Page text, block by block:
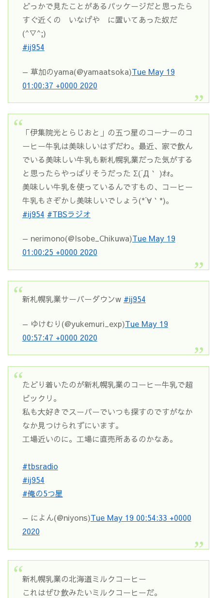
どっかで見たことがあるパッケージだと思ったら
すぐ近くの いなげや に置いてあった奴だ
(^▽^;)
#ij954
— 草加のyama(@yamaatsoka)Tue May 19
01:00:37 +0000 2020
「伊集院光とらじおと」の五つ星のコーナーのコ
ーヒー牛乳は美味しいはずだわ。最近、家で飲ん
でいる美味しい牛乳も新札幌乳業だった気がする
と思ったらやっぱりそうだった Σ(´Д｀ )ｵｫ。
美味しい牛乳を使っているんですもの、コーヒー
牛乳もさぞかし美味しいでしょう(*´∀｀*)。
#ij954 #TBSラジオ
— nerimono(@Isobe_Chikuwa)Tue May 19
01:00:25 +0000 2020
新札幌乳業サーバーダウンw #ij954
— ゆけむり(@yukemuri_exp)Tue May 19
00:57:47 +0000 2020
たどり着いたのが新札幌乳業のコーヒー牛乳で超
ビックリ。
私も大好きでスーパーでいつも探すのですがなか
なか見つけられずにいます。
工場近いのに。工場に直売所あるのかなあ。
#tbsradio
#ij954
#俺の5つ星
— によん(@niyons)Tue May 19 00:54:33 +0000
2020
新札幌乳業の北海道ミルクコーヒー
これはぜひ飲みたいミルクコーヒーだ。